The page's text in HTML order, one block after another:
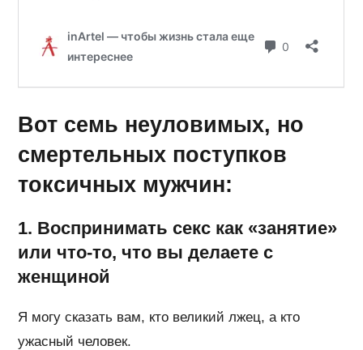
Вот семь неуловимых, но
смертельных поступков
токсичных мужчин:
1. Воспринимать секс как «занятие»
или что-то, что вы делаете с
женщиной
Я могу сказать вам, кто великий лжец, а кто
ужасный человек.